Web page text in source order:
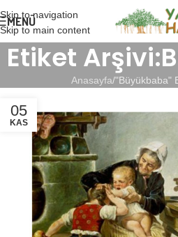
Skip to navigation
Skip to main content
MENÜ
Etiket
Anasayfa "Büyükbaba"
05
KAS